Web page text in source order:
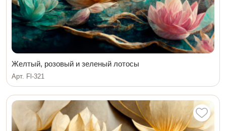
Желтый, розовый и зеленый лотосы
Арт. Fl-321